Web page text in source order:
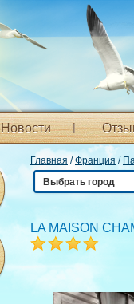
Новости
Главная /Франция /
Выбрать город
LA MAISON